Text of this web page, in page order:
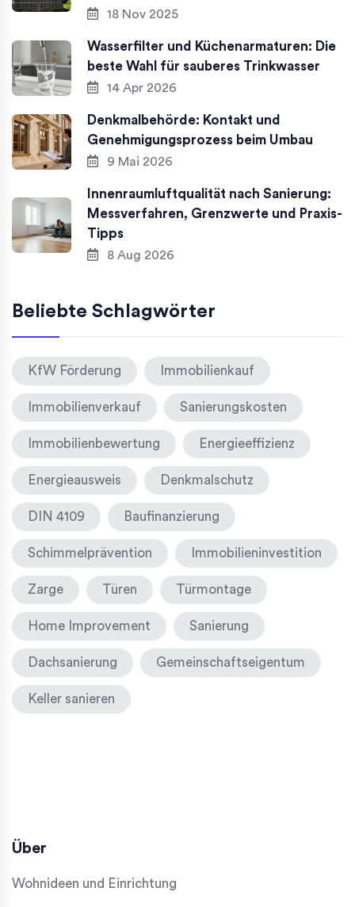
18 Nov 2025
Wasserfilter und Küchenarmaturen: Die
beste Wahl für sauberes Trinkwasser
14 Apr 2026
Denkmalbehörde: Kontakt und
Genehmigungsprozess beim Umbau
9 Mai 2026
Innenraumluftqualität nach Sanierung:
Messverfahren, Grenzwerte und Praxis-
Tipps
8 Aug 2026
Beliebte Schlagwörter
KfW Förderung Immobilienkauf
Immobilienverkauf Sanierungskosten
Immobilienbewertung Energieeffizienz
Energieausweis Denkmalschutz
DIN 4109 Baufinanzierung
Schimmelprävention Immobilieninvestition
Zarge Türen Türmontage
Home Improvement Sanierung
Dachsanierung Gemeinschaftseigentum
Keller sanieren
Über
Wohnideen und Einrichtung